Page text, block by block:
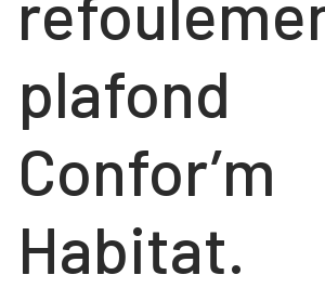
plafond
Confor’m
Habitat.